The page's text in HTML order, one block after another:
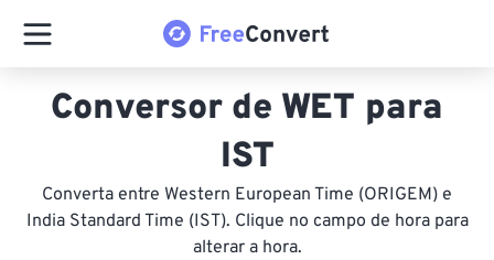
Conversor de WET para
IST
Converta entre Western European Time (ORIGEM) e
India Standard Time (IST). Clique no campo de hora para
alterar a hora.